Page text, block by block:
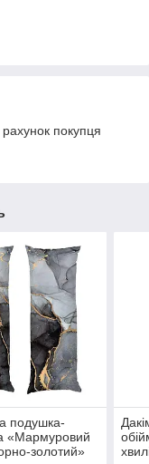
покупця
подушка-
«Мармуровий
золотий»